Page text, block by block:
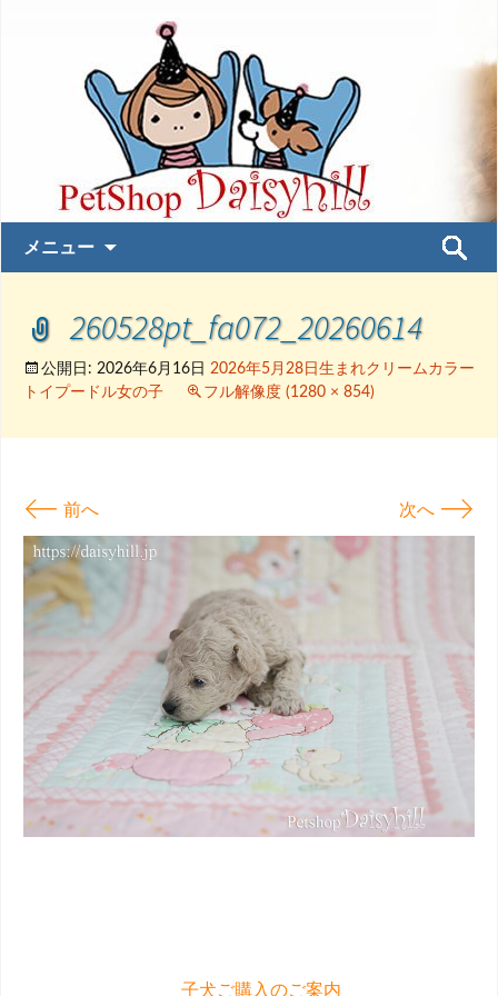
メニュー
ン
ツ
へ
ス
検
260528pt_fa072_20260614
公開日: 2026年6月16日 2026年5月28日生まれクリームカラー
トイプードル女の子
フル解像度 (1280 × 854)
← 前へ 次へ →
子犬ご購入のご案内